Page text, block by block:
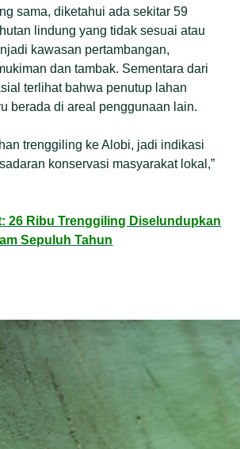
sama, diketahui ada sekitar 59
lindung yang tidak sesuai atau
kawasan pertambangan,
dan tambak. Sementara dari
terlihat bahwa penutup lahan
berada di areal penggunaan lain.
trenggiling ke Alobi, jadi indikasi
konservasi masyarakat lokal,”
26 Ribu Trenggiling Diselundupkan
Sepuluh Tahun